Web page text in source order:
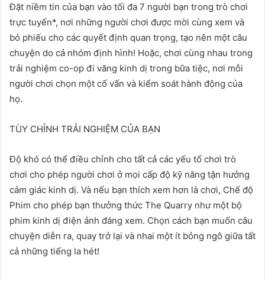
Đặt niềm tin của bạn vào tối đa 7 người bạn trong trò chơi
trực tuyến*, nơi những người chơi được mời cùng xem và
bỏ phiếu cho các quyết định quan trọng, tạo nên một câu
chuyện do cả nhóm định hình! Hoặc, chơi cùng nhau trong
trải nghiệm co-op đi văng kinh dị trong bữa tiệc, nơi mỗi
người chơi chọn một cố vấn và kiểm soát hành động của
họ.
TÙY CHỈNH TRẢI NGHIỆM CỦA BẠN
Độ khó có thể điều chỉnh cho tất cả các yếu tố chơi trò
chơi cho phép người chơi ở mọi cấp độ kỹ năng tận hưởng
cảm giác kinh dị. Và nếu bạn thích xem hơn là chơi, Chế độ
Phim cho phép bạn thưởng thức The Quarry như một bộ
phim kinh dị điện ảnh đáng xem. Chọn cách bạn muốn câu
chuyện diễn ra, quay trở lại và nhai một ít bỏng ngô giữa tất
cả những tiếng la hét!